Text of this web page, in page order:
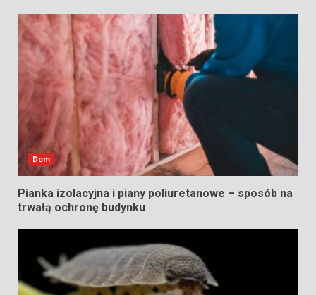
Dom
Pianka izolacyjna i piany poliuretanowe – sposób na
trwałą ochronę budynku